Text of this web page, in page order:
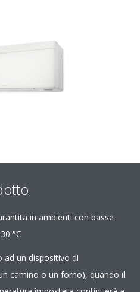
in ambienti con basse
°C
ad un dispositivo di
camino o un forno), quando il